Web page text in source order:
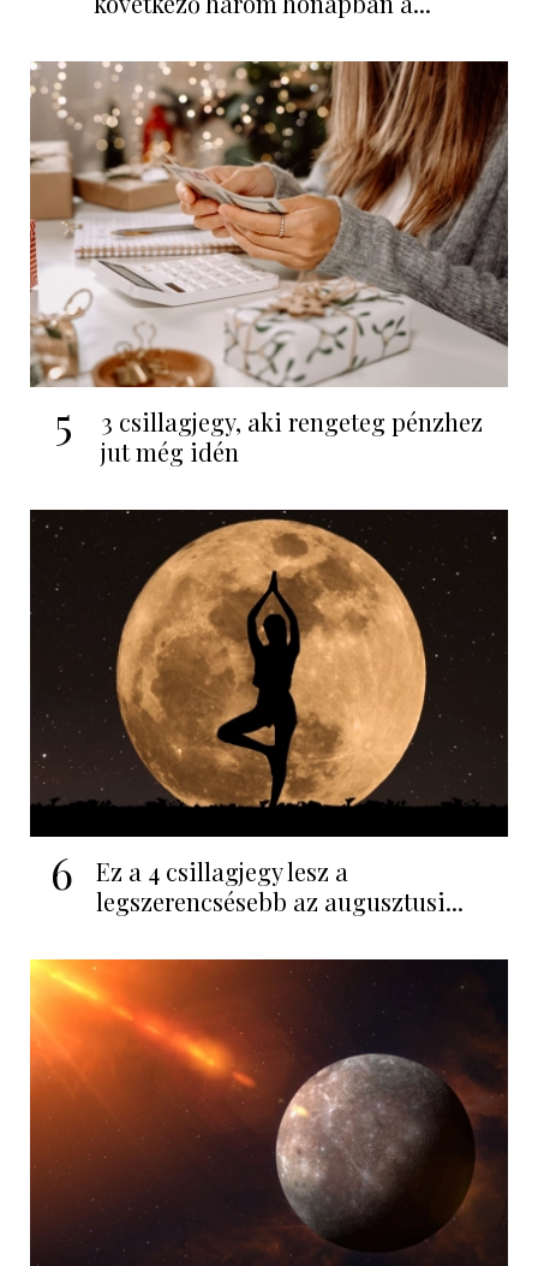
5
3 csillagjegy, aki rengeteg pénzhez
jut még idén
6
Ez a 4 csillagjegy lesz a
legszerencsésebb az augusztusi...